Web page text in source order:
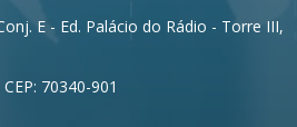
E - Ed. Palácio do Rádio - Torre III,
70340-901